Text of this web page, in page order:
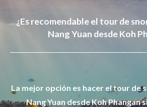
¿Es recomendable el tour de
Nang Yuan desde Koh
La mejor opción es hacer el tour de
Nang Yuan desde Koh Phangan